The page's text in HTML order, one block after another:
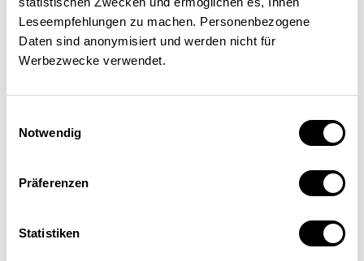
Leseempfehlungen zu machen. Personenbezogene
Daten sind anonymisiert und werden nicht für
Werbezwecke verwendet.
Notwendig
Präferenzen
Statistiken
Barbara Maurer